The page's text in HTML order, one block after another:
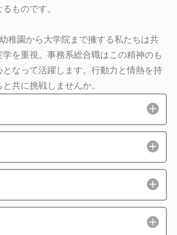
ものです。
稚園から大学院まで擁する私たちは共
を重視。事務系総合職はこの精神のも
となって活躍します。行動力と情熱を持
共に挑戦しませんか。